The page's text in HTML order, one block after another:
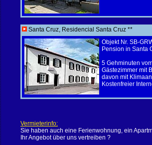
Santa Cruz, Residencial Santa Cruz **
Objekt Nr. SB-
Pension in Santa
5 Gehminuten
Gästezimmer mit
davon mit
Kostenfreier
Vermieterinfo:
Sie haben auch eine Ferienwohnung, ein
Ihr Angebot über uns vertreiben ?